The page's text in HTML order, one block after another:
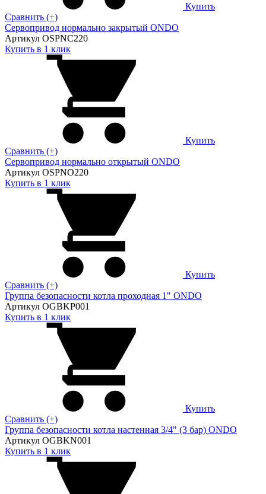
Купить
Сравнить (+)
Сервопривод нормально закрытый ONDO
Артикул OSPNC220
Купить в 1 клик
Купить
Сравнить (+)
Сервопривод нормально открытый ONDO
Артикул OSPNO220
Купить в 1 клик
Купить
Сравнить (+)
Группа безопасности котла проходная 1" ONDO
Артикул OGBKP001
Купить в 1 клик
Купить
Сравнить (+)
Группа безопасности котла настенная 3/4" (3 бар) ONDO
Артикул OGBKN001
Купить в 1 клик